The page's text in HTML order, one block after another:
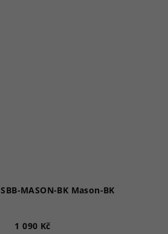
MASON-BK Mason-BK
1 090 Kč